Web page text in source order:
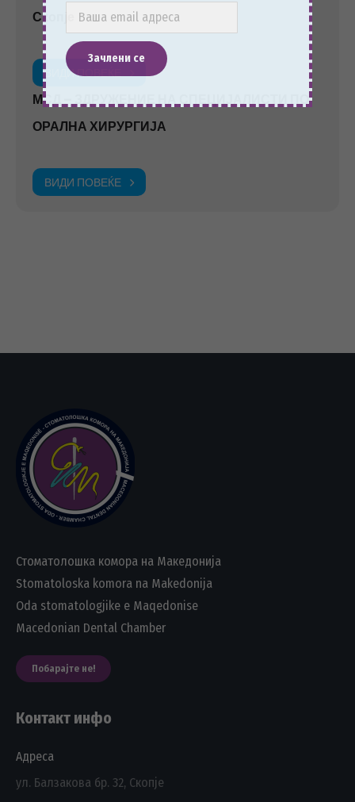
Скопје
ВИДИ ПОВЕЌЕ
МСД – ЗДРУЖЕНИЕ НА СПЕЦИЈАЛИСТИ ПО
ОРАЛНА ХИРУРГИЈА
ВИДИ ПОВЕЌЕ
Стоматолошка комора на Македонија
Stomatoloska komora na Makedonija
Oda stomatologjike e Maqedonise
Macedonian Dental Chamber
Побарајте не!
Контакт инфо
Адреса
ул. Балзакова бр. 32, Скопје